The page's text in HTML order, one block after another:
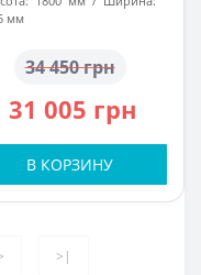
мм
34 450 грн
31 005 грн
В КОРЗИНУ
>|